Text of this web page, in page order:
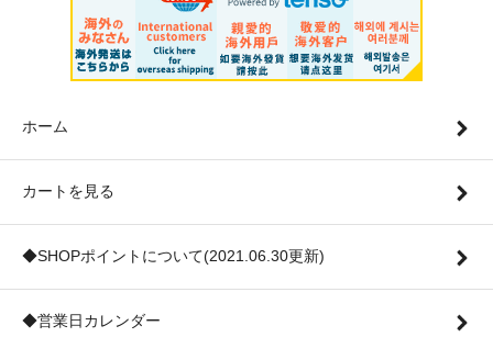
ホーム
カートを見る
◆SHOPポイントについて(2021.06.30更新)
◆営業日カレンダー